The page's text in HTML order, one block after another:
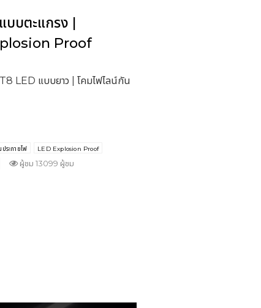
บบตะแกรง |
Proof
LED แบบยาว | โคมไฟไลน์กัน
ระกายไฟ LED Explosion Proof
ผู้ชม 13099 ผู้ชม